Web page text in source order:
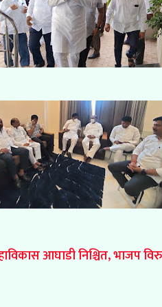
आघाडी निश्चित, भाजप